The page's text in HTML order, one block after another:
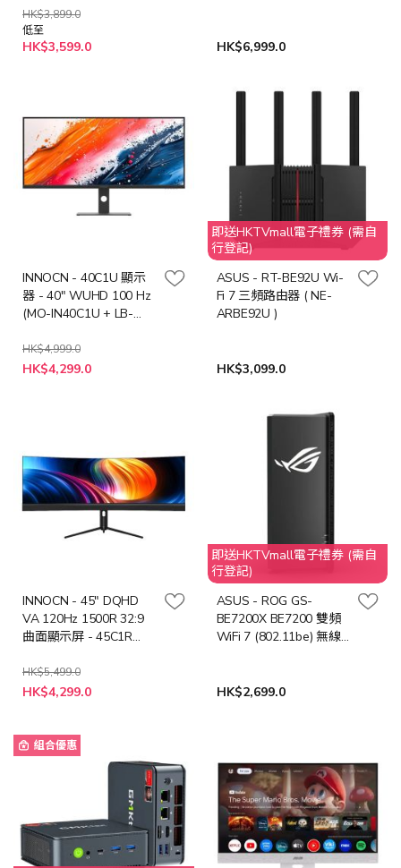
腦
HK$3,899.0
低至
HK$3,599.0 HK$6,999.0
INNOCN - 40C1U 顯示
器 - 40" WUHD 100 Hz
(MO-IN40C1U + LB-
HK$4,999.0
特
殊
HK$4,299.0
即送HKTVmall電子禮券 (需自
行登記)
ASUS - RT-BE92U Wi-
Fi 7 三頻路由器 ( NE-
ARBE92U )
HK$3,099.0
INNOCN - 45" DQHD
VA 120Hz 1500R 32:9
曲面顯示屏 - 45C1R
HK$5,499.0
特
殊
HK$4,299.0
即送HKTVmall電子禮券 (需自
行登記)
ASUS - ROG GS-
BE7200X BE7200 雙頻
WiFi 7 (802.11be) 無線
HK$2,699.0
組合優惠